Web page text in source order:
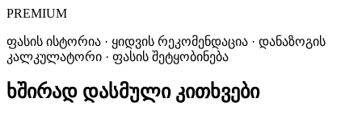
PREMIUM
ფასის ისტორია · ყიდვის რეკომენდაცია · დანაზოგის
კალკულატორი · ფასის შეტყობინება
ხშირად დასმული კითხვები